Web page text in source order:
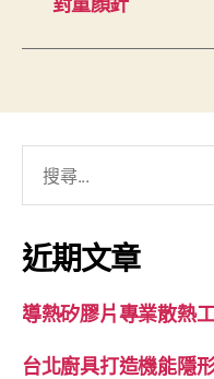
關
鍵
字:
近期文章
導熱矽膠片專業散熱
台北廚具打造機能隱